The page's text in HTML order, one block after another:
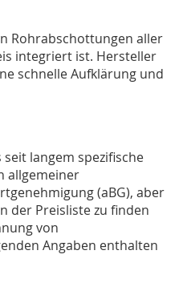
Rohrabschottungen aller
integriert ist. Hersteller
schnelle Aufklärung und
langem spezifische
allgemeiner
(aBG), aber
der Preisliste zu finden
von
Angaben enthalten